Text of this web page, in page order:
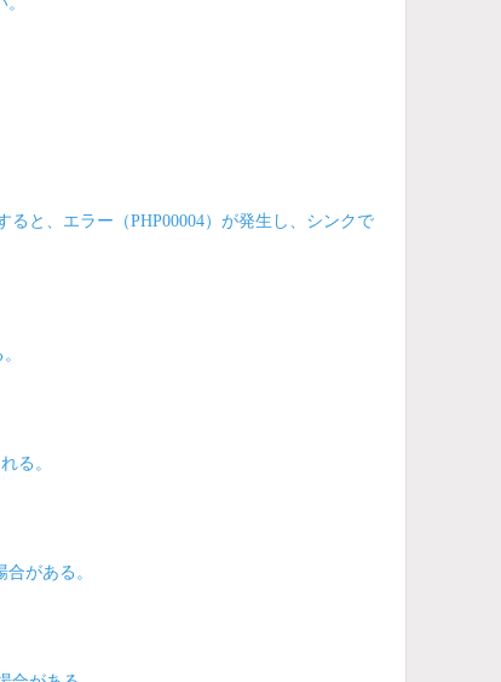
と、エラー（PHP00004）が発生し、シンクで
る。
がある。